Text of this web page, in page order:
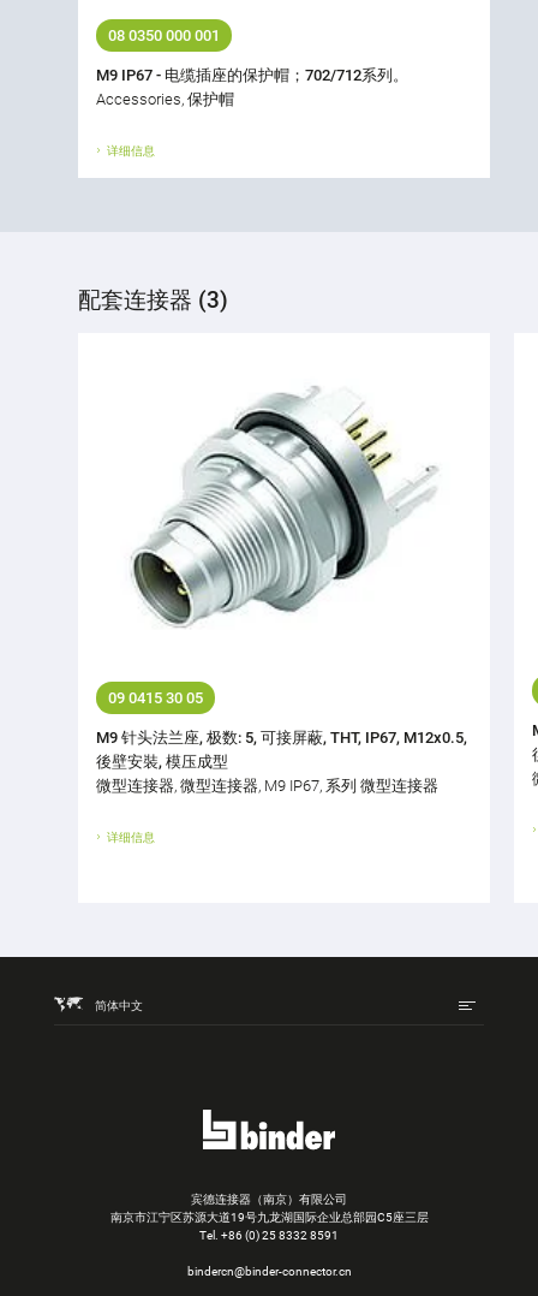
08 0350 000 001
M9 IP67 - 电缆插座的保护帽；702/712系列。
Accessories, 保护帽
详细信息
配套连接器 (3)
09 0415 30 05
M9 针头法兰座, 极数: 5, 可接屏蔽, THT, IP67, M12x0.5,
後壁安裝, 模压成型
微型连接器, 微型连接器, M9 IP67, 系列 微型连接器
详细信息
简体中文
宾德连接器（南京）有限公司
南京市江宁区苏源大道19号九龙湖国际企业总部园C5座三层
Tel. +86 (0) 25 8332 8591
bindercn@binder-connector.cn